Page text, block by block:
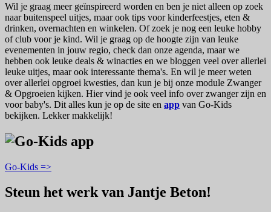
Wil je graag meer geïnspireerd worden en ben je niet alleen op zoek
naar buitenspeel uitjes, maar ook tips voor kinderfeestjes, eten &
drinken, overnachten en winkelen. Of zoek je nog een leuke hobby
of club voor je kind. Wil je graag op de hoogte zijn van leuke
evenementen in jouw regio, check dan onze agenda, maar we
hebben ook leuke deals & winacties en we bloggen veel over allerlei
leuke uitjes, maar ook interessante thema's. En wil je meer weten
over allerlei opgroei kwesties, dan kun je bij onze module Zwanger
& Opgroeien kijken. Hier vind je ook veel info over zwanger zijn en
voor baby's. Dit alles kun je op de site en app van Go-Kids
bekijken. Lekker makkelijk!
Go-Kids =>
Steun het werk van Jantje Beton!